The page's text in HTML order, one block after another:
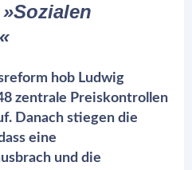
hob Ludwig
zentrale Preiskontrollen
Danach stiegen die
eine
und die